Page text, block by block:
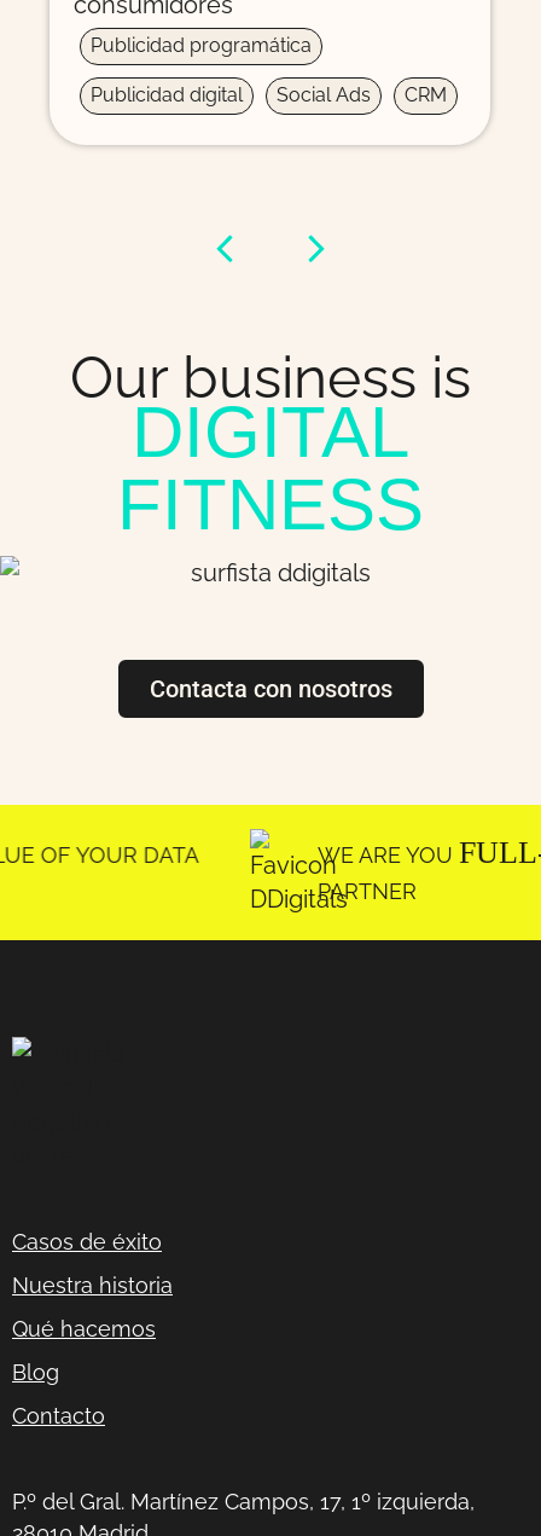
Estrategia
Amazon Amazon Ads
Our business is
DIGITAL
FITNESS
Contacta con nosotros
WE ARE YOUFULL-FUNNEL
PARTNER
Casos de éxito
Nuestra historia
Qué hacemos
Blog
Contacto
P.º del Gral. Martínez Campos, 17, 1º izquierda,